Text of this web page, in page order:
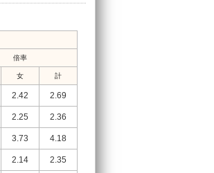
倍率
女 計
2.42 2.69
2.25 2.36
3.73 4.18
2.14 2.35